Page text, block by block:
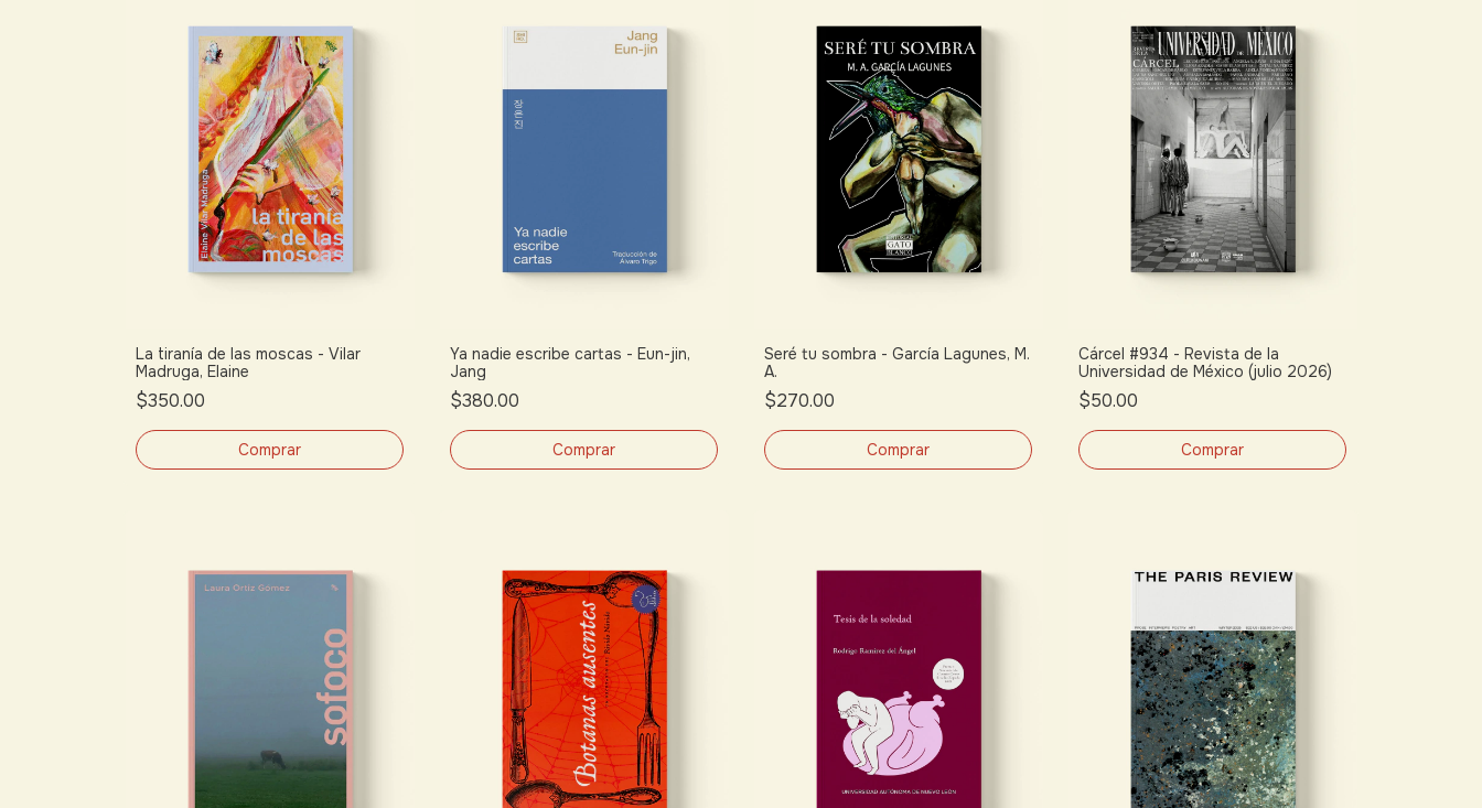
La tiranía de las moscas - Vilar
Madruga, Elaine
$350.00
Ya nadie escribe cartas - Eun-jin,
Jang
$380.00
Seré tu sombra - García Lagunes, M.
A.
$270.00
Cárcel #934 - Revista de la
Universidad de México (julio 2026)
$50.00